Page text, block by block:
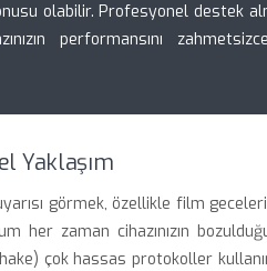
olabilir. Profesyonel destek
performansını
Yaklaşım
görmek, özellikle film
her zaman cihazınızın
çok hassas protokoller